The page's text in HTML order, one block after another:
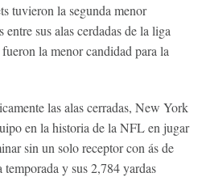
tuvieron la segunda menor
sus alas cerdadas de la liga
la menor candidad para la
las alas cerradas, New York
en la historia de la NFL en jugar
sin un solo receptor con ás de
y sus 2,784 yardas